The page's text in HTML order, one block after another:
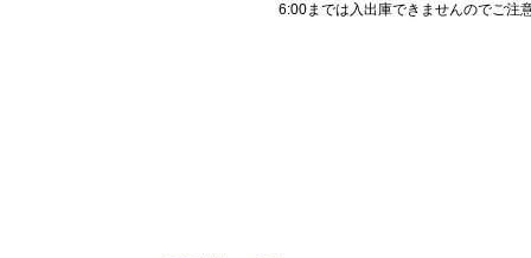
6:00までは入出庫できませんのでご注